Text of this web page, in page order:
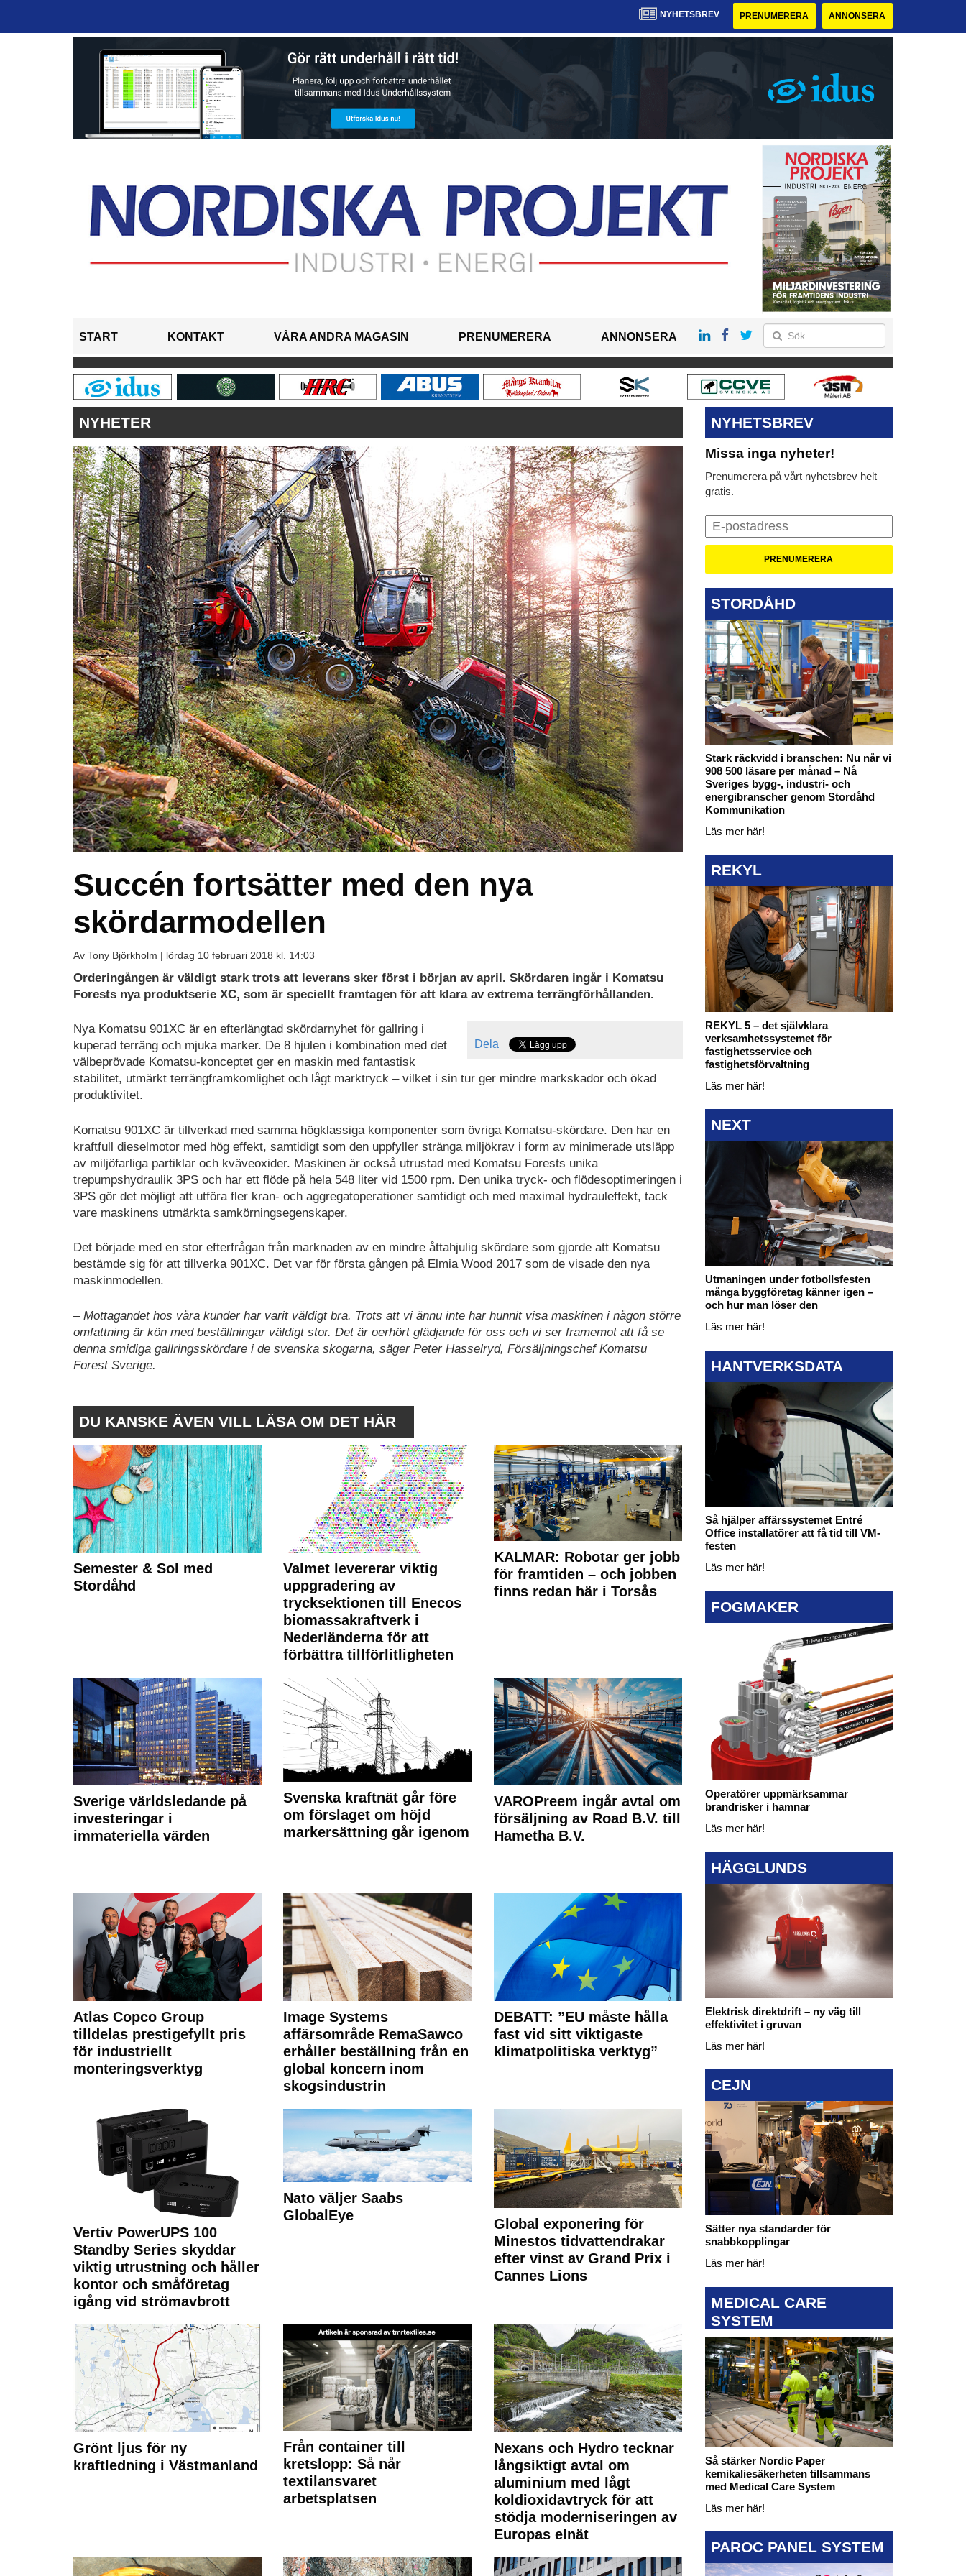
NYHETSBREV PRENUMERERA ANNONSERA
START KONTAKT VÅRA ANDRA MAGASIN PRENUMERERA ANNONSERA
NYHETER
Succén fortsätter med den nya
skördarmodellen
Av Tony Björkholm | lördag 10 februari 2018 kl. 14:03
Orderingången är väldigt stark trots att leverans sker först i början av april. Skördaren ingår i Komatsu
Forests nya produktserie XC, som är speciellt framtagen för att klara av extrema terrängförhållanden.
Dela
Nya Komatsu 901XC är en efterlängtad skördarnyhet för gallring i
kuperad terräng och mjuka marker. De 8 hjulen i kombination med det
välbeprövade Komatsu-konceptet ger en maskin med fantastisk
stabilitet, utmärkt terrängframkomlighet och lågt marktryck – vilket i sin tur ger mindre markskador och ökad
produktivitet.
Komatsu 901XC är tillverkad med samma högklassiga komponenter som övriga Komatsu-skördare. Den har en
kraftfull dieselmotor med hög effekt, samtidigt som den uppfyller stränga miljökrav i form av minimerade utsläpp
av miljöfarliga partiklar och kväveoxider. Maskinen är också utrustad med Komatsu Forests unika
trepumpshydraulik 3PS och har ett flöde på hela 548 liter vid 1500 rpm. Den unika tryck- och flödesoptimeringen i
3PS gör det möjligt att utföra fler kran- och aggregatoperationer samtidigt och med maximal hydrauleffekt, tack
vare maskinens utmärkta samkörningsegenskaper.
Det började med en stor efterfrågan från marknaden av en mindre åttahjulig skördare som gjorde att Komatsu
bestämde sig för att tillverka 901XC. Det var för första gången på Elmia Wood 2017 som de visade den nya
maskinmodellen.
–Mottagandet hos våra kunder har varit väldigt bra. Trots att vi ännu inte har hunnit visa maskinen i någon större
omfattning är kön med beställningar väldigt stor. Det är oerhört glädjande för oss och vi ser framemot att få se
denna smidiga gallringsskördare i de svenska skogarna, säger Peter Hasselryd, Försäljningschef Komatsu
Forest Sverige.
DU KANSKE ÄVEN VILL LÄSA OM DET HÄR
Semester & Sol med
Stordåhd
Valmet levererar viktig
uppgradering av
trycksektionen till Enecos
biomassakraftverk i
Nederländerna för att
förbättra tillförlitligheten
KALMAR: Robotar ger jobb
för framtiden – och jobben
finns redan här i Torsås
Sverige världsledande på
investeringar i
immateriella värden
Svenska kraftnät går före
om förslaget om höjd
markersättning går igenom
VAROPreem ingår avtal om
försäljning av Road B.V. till
Hametha B.V.
Atlas Copco Group
tilldelas prestigefyllt pris
för industriellt
monteringsverktyg
Image Systems
affärsområde RemaSawco
erhåller beställning från en
global koncern inom
skogsindustrin
DEBATT: ”EU måste hålla
fast vid sitt viktigaste
klimatpolitiska verktyg”
Vertiv PowerUPS 100
Standby Series skyddar
viktig utrustning och håller
kontor och småföretag
igång vid strömavbrott
Nato väljer Saabs
GlobalEye
Global exponering för
Minestos tidvattendrakar
efter vinst av Grand Prix i
Cannes Lions
Grönt ljus för ny
kraftledning i Västmanland
Från container till
kretslopp: Så når
textilansvaret
arbetsplatsen
Nexans och Hydro tecknar
långsiktigt avtal om
aluminium med lågt
koldioxidavtryck för att
stödja moderniseringen av
Europas elnät
NYHETSBREV
Missa inga nyheter!
Prenumerera på vårt nyhetsbrev helt
gratis.
STORDÅHD
Stark räckvidd i branschen: Nu når vi
908 500 läsare per månad – Nå
Sveriges bygg-, industri- och
energibranscher genom Stordåhd
Kommunikation
Läs mer här!
REKYL
REKYL 5 – det självklara
verksamhetssystemet för
fastighetsservice och
fastighetsförvaltning
Läs mer här!
NEXT
Utmaningen under fotbollsfesten
många byggföretag känner igen –
och hur man löser den
Läs mer här!
HANTVERKSDATA
Så hjälper affärssystemet Entré
Office installatörer att få tid till VM-
festen
Läs mer här!
FOGMAKER
Operatörer uppmärksammar
brandrisker i hamnar
Läs mer här!
HÄGGLUNDS
Elektrisk direktdrift – ny väg till
effektivitet i gruvan
Läs mer här!
CEJN
Sätter nya standarder för
snabbkopplingar
Läs mer här!
MEDICAL CARE
SYSTEM
Så stärker Nordic Paper
kemikaliesäkerheten tillsammans
med Medical Care System
Läs mer här!
PAROC PANEL SYSTEM